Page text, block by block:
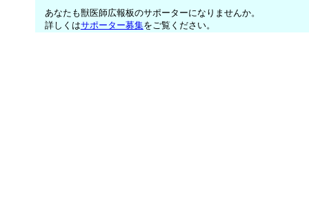
あなたも獣医師広報板のサポーターになりませんか。
詳しくはサポーター募集をご覧ください。